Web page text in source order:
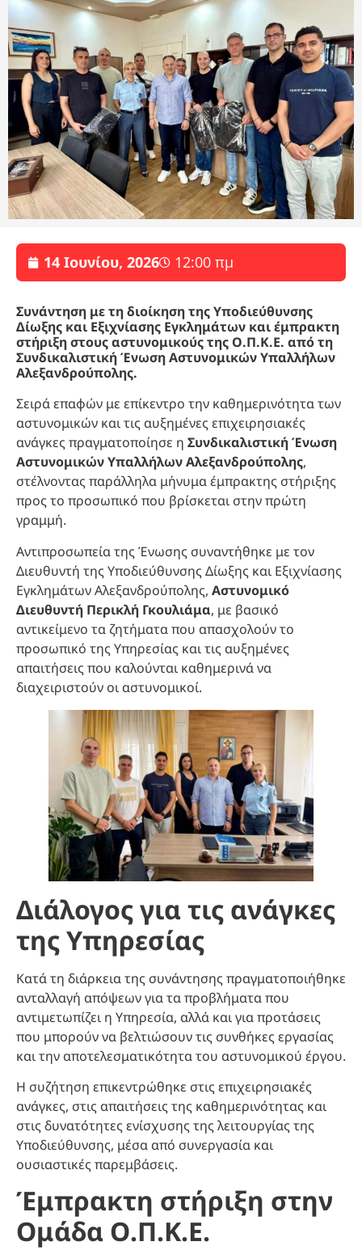
14 Ιουνίου, 2026 12:00 πμ
Συνάντηση με τη διοίκηση της Υποδιεύθυνσης
Δίωξης και Εξιχνίασης Εγκλημάτων και έμπρακτη
στήριξη στους αστυνομικούς της Ο.Π.Κ.Ε. από τη
Συνδικαλιστική Ένωση Αστυνομικών Υπαλλήλων
Αλεξανδρούπολης.
Σειρά επαφών με επίκεντρο την καθημερινότητα των
αστυνομικών και τις αυξημένες επιχειρησιακές
ανάγκες πραγματοποίησε η Συνδικαλιστική Ένωση
Αστυνομικών Υπαλλήλων Αλεξανδρούπολης,
στέλνοντας παράλληλα μήνυμα έμπρακτης στήριξης
προς το προσωπικό που βρίσκεται στην πρώτη
γραμμή.
Αντιπροσωπεία της Ένωσης συναντήθηκε με τον
Διευθυντή της Υποδιεύθυνσης Δίωξης και Εξιχνίασης
Εγκλημάτων Αλεξανδρούπολης, Αστυνομικό
Διευθυντή Περικλή Γκουλιάμα, με βασικό
αντικείμενο τα ζητήματα που απασχολούν το
προσωπικό της Υπηρεσίας και τις αυξημένες
απαιτήσεις που καλούνται καθημερινά να
διαχειριστούν οι αστυνομικοί.
Διάλογος για τις ανάγκες
της Υπηρεσίας
Κατά τη διάρκεια της συνάντησης πραγματοποιήθηκε
ανταλλαγή απόψεων για τα προβλήματα που
αντιμετωπίζει η Υπηρεσία, αλλά και για προτάσεις
που μπορούν να βελτιώσουν τις συνθήκες εργασίας
και την αποτελεσματικότητα του αστυνομικού έργου.
Η συζήτηση επικεντρώθηκε στις επιχειρησιακές
ανάγκες, στις απαιτήσεις της καθημερινότητας και
στις δυνατότητες ενίσχυσης της λειτουργίας της
Υποδιεύθυνσης, μέσα από συνεργασία και
ουσιαστικές παρεμβάσεις.
Έμπρακτη στήριξη στην
Ομάδα Ο.Π.Κ.Ε.